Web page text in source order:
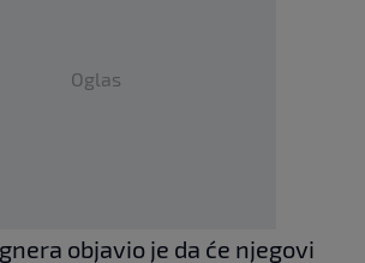
Oglas
objavio je da će njegovi